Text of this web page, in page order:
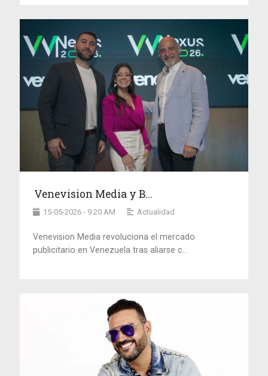
Venevision Media y B...
15-05-2026 - 9:20 AM Actualidad
Venevision Media revoluciona el mercado
publicitario en Venezuela tras aliarse c...